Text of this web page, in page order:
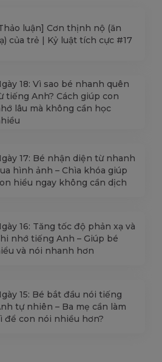
luận] Cơn thịnh nộ (ăn
của trẻ | Kỷ luật tích cực #17
18: Vì sao bé nhanh quên
tiếng Anh? Cách giúp con
lâu mà không cần học
17: Bé nhận diện từ nhanh
hình ảnh – Chìa khóa giúp
hiểu ngay không cần dịch
16: Tăng tốc độ phản xạ và
nhớ tiếng Anh – Giúp bé
và nói nhanh hơn
15: Bé bắt đầu nói tiếng
tự nhiên – Ba mẹ cần làm
để con nói nhiều hơn?